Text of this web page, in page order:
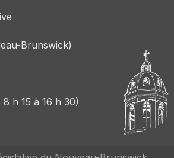
Brunswick)
h 15 à 16 h 30)